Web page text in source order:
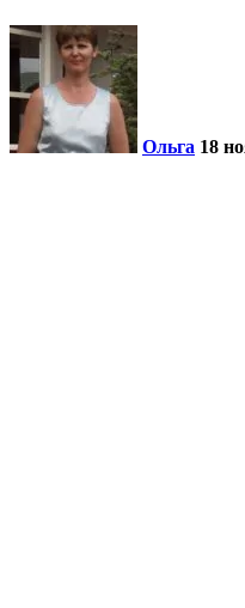
Ольга 18